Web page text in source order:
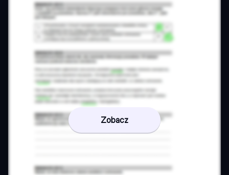
Zobacz